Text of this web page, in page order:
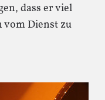
dass er viel
vom Dienst zu